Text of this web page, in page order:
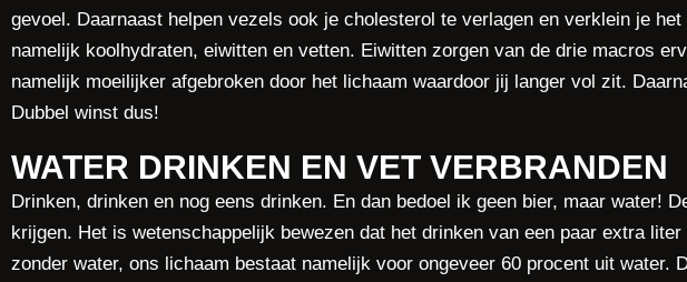
gevoel. Daarnaast helpen vezels ook je cholesterol te verlagen en verklein je
namelijk koolhydraten, eiwitten en vetten. Eiwitten zorgen van de drie macros
namelijk moeilijker afgebroken door het lichaam waardoor jij langer vol zit.
Dubbel winst dus!
WATER DRINKEN EN VET VERBRANDEN
Drinken, drinken en nog eens drinken. En dan bedoel ik geen bier, maar water!
krijgen. Het is wetenschappelijk bewezen dat het drinken van een paar extra
zonder water, ons lichaam bestaat namelijk voor ongeveer 60 procent uit